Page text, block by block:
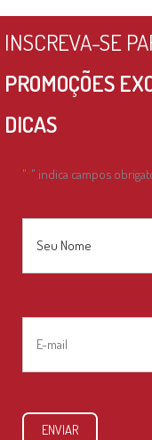
INSCREVA-SE
PROMOÇÕES
DICAS
"*" indica campos
Nome
E-
mail
*
ENVIAR